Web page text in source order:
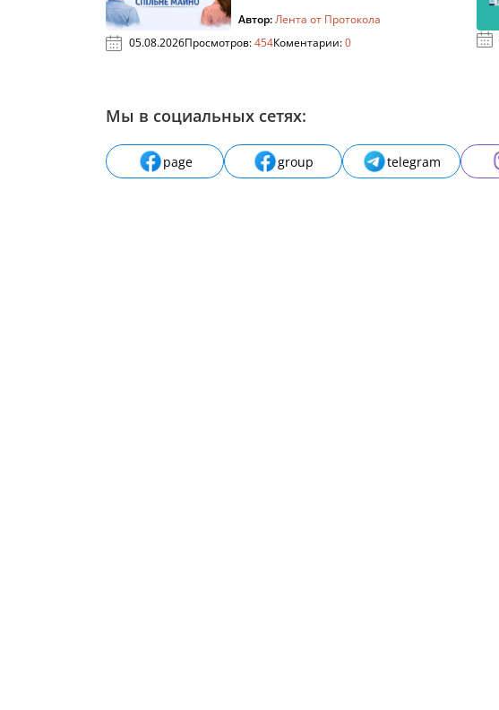
Автор:Лента от Протокола
05.08.2026Просмотров:454Коментарии:0
Мы в социальных сетях:
page group telegram